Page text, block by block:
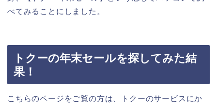
べてみることにしました。
トクーの年末セールを探してみた結
果！
こちらのページをご覧の方は、トクーのサービスにか